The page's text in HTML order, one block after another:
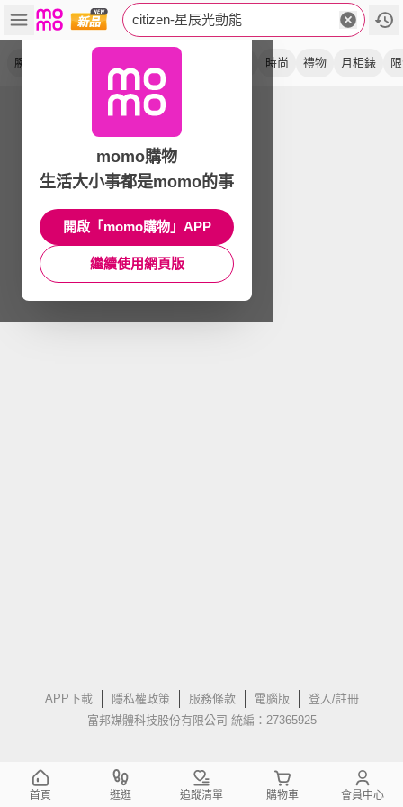
citizen-星辰光動能
腕錶 時尚 禮物 月相錶
APP下載 隱私權政策 服務條款 電腦版
登入/註冊
富邦媒體科技股份有限公司 統編：27365925
momo購物
生活大小事都是momo的事
開啟「momo購物」APP
繼續使用網頁版
首頁 逛逛 追蹤清單 購物車 會員中心